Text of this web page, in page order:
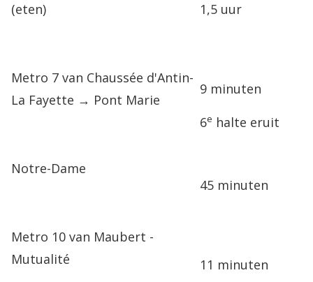
(eten)
1,5 uur
Metro 7 van Chaussée d'Antin-
La Fayette → Pont Marie
9 minuten
6e halte eruit
Notre-Dame
45 minuten
Metro 10 van Maubert -
Mutualité
11 minuten